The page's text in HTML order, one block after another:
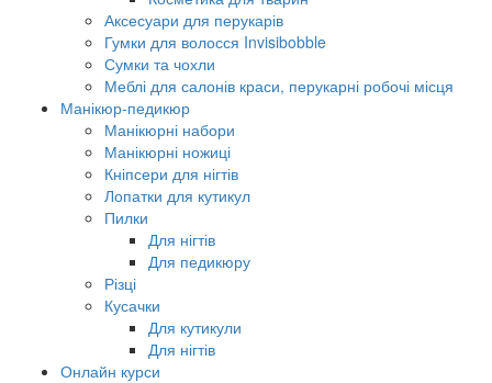
Аксесуари для перукарів
Гумки для волосся Invisibobble
Сумки та чохли
Меблі для салонів краси, перукарні робочі місця
Манікюр-педикюр
Манікюрні набори
Манікюрні ножиці
Кніпсери для нігтів
Лопатки для кутикул
Пилки
Для нігтів
Для педикюру
Різці
Кусачки
Для кутикули
Для нігтів
Онлайн курси